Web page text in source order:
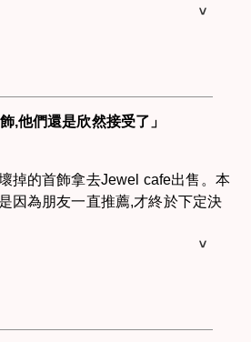
,他們還是欣然接受了」
掉的首飾拿去Jewel cafe出售。本
因為朋友一直推薦,才終於下定決
「來賣壞掉的金飾或貴金屬的顧客
來。最後對貴金屬的收購價格非常